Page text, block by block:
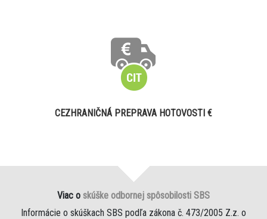
CEZHRANIČNÁ PREPRAVA HOTOVOSTI €
Viac o skúške odbornej spôsobilosti SBS
Informácie o skúškach SBS podľa zákona č. 473/2005 Z.z. o